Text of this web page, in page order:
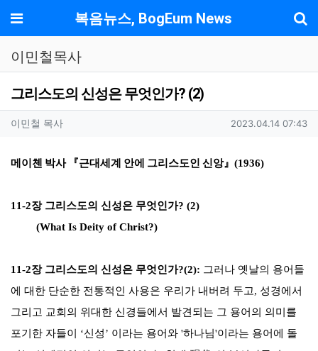
메뉴 복음뉴스, BogEum News
이민철목사
그리스도의 신성은 무엇인가? (2)
작성자 정보
이민철 목사작성 작성일
2023.04.14 07:43
컨텐츠 정보
본문
메이첸 박사 『근대세계 안에 그리스도인 신앙』 (1936)
11-2장 그리스도의 신성은 무엇인가? (2)
(What Is Deity of Christ?)
11-2장 그리스도의 신성은 무엇인가?(2): 그러나 옛날의 용어들
에 대한 단순한 전통적인 사용은 우리가 내버려 두고, 성경에서
그리고 교회의 위대한 신경들에서 발견되는 그 용어의 의미를
포기한 자들이 ‘신성’ 이라는 용어와 '하나님'이라는 용어에 돌